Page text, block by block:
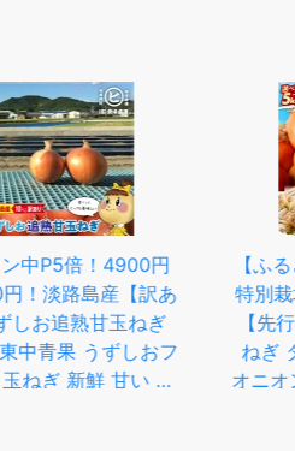
【ふるさと納税】令和8年産
特別栽培玉ねぎ 5kg〜20kg
【先行受付】 | 玉ねぎ たま
ねぎ タマネギ 玉葱 大容量
オニオン 甘い 減農薬 特別栽